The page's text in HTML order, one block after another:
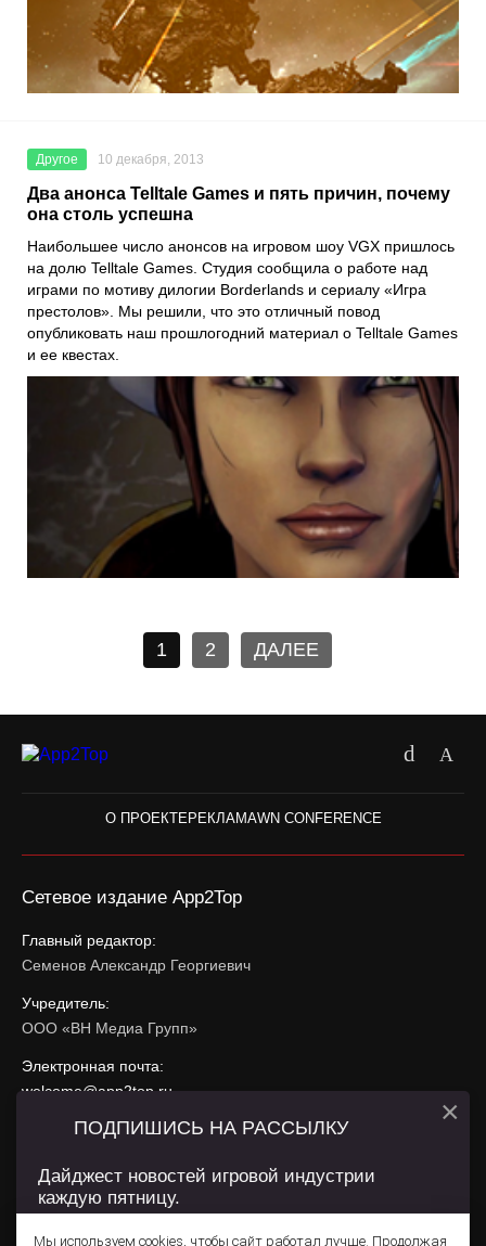
Другое 10 декабря, 2013
Два анонса Telltale Games и пять причин, почему
она столь успешна
Наибольшее число анонсов на игровом шоу VGX пришлось
на долю Telltale Games. Студия сообщила о работе над
играми по мотиву дилогии Borderlands и сериалу «Игра
престолов». Мы решили, что это отличный повод
опубликовать наш прошлогодний материал о Telltale Games
и ее квестах.
1 2 ДАЛЕЕ
О ПРОЕКТЕРЕКЛАМАWN CONFERENCE
Сетевое издание App2Top
Главный редактор:
Семенов Александр Георгиевич
Учредитель:
ООО «ВН Медиа Групп»
Электронная почта:
welcome@app2top.ru
При использовании материалов активная ссылка на
Сайт использует IP адреса, cookie, данные геолокации
Мы используем cookies, чтобы сайт работал лучше. Продолжая
ПОДПИШИСЬ НА РАССЫЛКУ
Дайджест новостей игровой индустрии
каждую пятницу.
×